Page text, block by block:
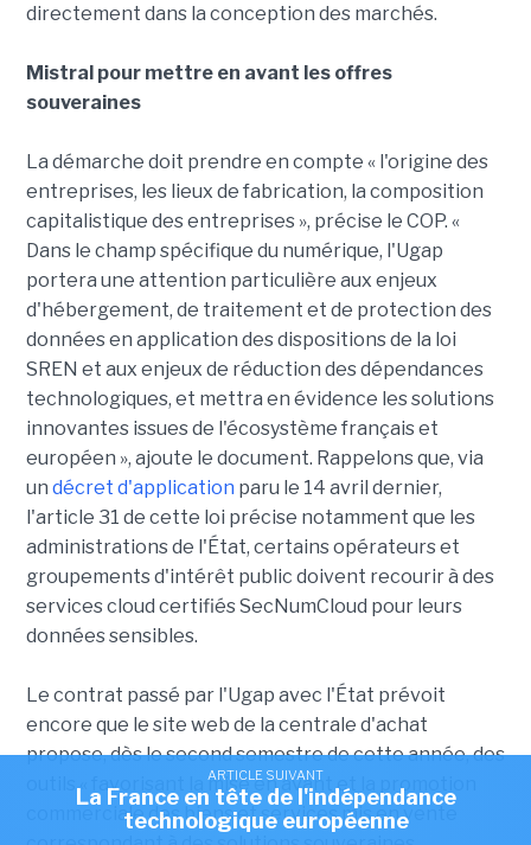
directement dans la conception des marchés.
Mistral pour mettre en avant les offres
souveraines
La démarche doit prendre en compte « l'origine des
entreprises, les lieux de fabrication, la composition
capitalistique des entreprises », précise le COP. «
Dans le champ spécifique du numérique, l'Ugap
portera une attention particulière aux enjeux
d'hébergement, de traitement et de protection des
données en application des dispositions de la loi
SREN et aux enjeux de réduction des dépendances
technologiques, et mettra en évidence les solutions
innovantes issues de l'écosystème français et
européen », ajoute le document. Rappelons que, via
un décret d'application paru le 14 avril dernier,
l'article 31 de cette loi précise notamment que les
administrations de l'État, certains opérateurs et
groupements d'intérêt public doivent recourir à des
services cloud certifiés SecNumCloud pour leurs
données sensibles.
Le contrat passé par l'Ugap avec l'État prévoit
encore que le site web de la centrale d'achat
propose, dès le second semestre de cette année, des
outils « favorisant la mise en avant et la promotion
commerciale des biens et services mis en vente
ARTICLE SUIVANT
La France en tête de l'indépendance
technologique européenne